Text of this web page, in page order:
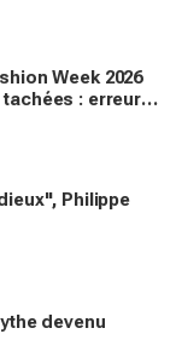
Week 2026
: erreur
Philippe
devenu